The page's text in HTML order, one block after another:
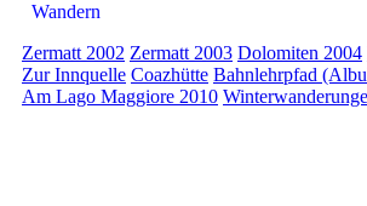
Wandern
Zermatt 2002 Zermatt 2003 Dolomiten 2004
Zur Innquelle Coazhütte Bahnlehrpfad
Am Lago Maggiore 2010